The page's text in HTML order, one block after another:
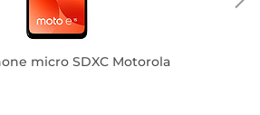
micro SDXC Motorola